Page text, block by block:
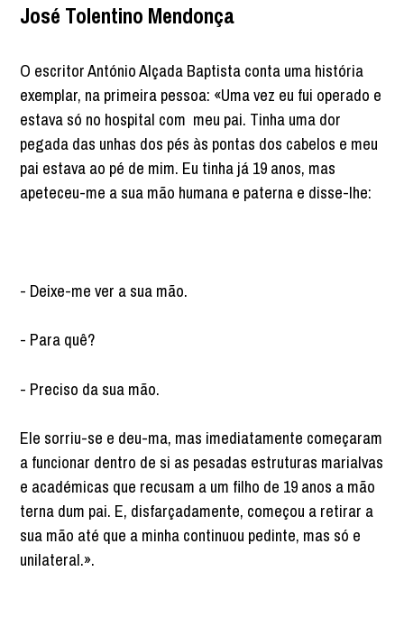
José Tolentino Mendonça
O escritor António Alçada Baptista conta uma história
exemplar, na primeira pessoa: «Uma vez eu fui operado e
estava só no hospital com meu pai. Tinha uma dor
pegada das unhas dos pés às pontas dos cabelos e meu
pai estava ao pé de mim. Eu tinha já 19 anos, mas
apeteceu-me a sua mão humana e paterna e disse-lhe:
- Deixe-me ver a sua mão.
- Para quê?
- Preciso da sua mão.
Ele sorriu-se e deu-ma, mas imediatamente começaram
a funcionar dentro de si as pesadas estruturas marialvas
e académicas que recusam a um filho de 19 anos a mão
terna dum pai. E, disfarçadamente, começou a retirar a
sua mão até que a minha continuou pedinte, mas só e
unilateral.».